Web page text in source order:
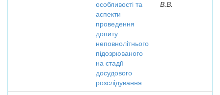
особливості та
аспекти
проведення
допиту
неповнолітнього
підозрюваного
на стадії
досудового
розслідування
В.В.